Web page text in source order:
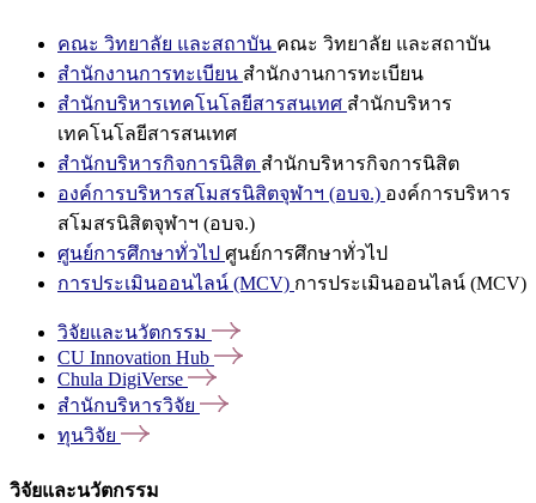
คณะ วิทยาลัย และสถาบัน คณะ วิทยาลัย และสถาบัน
สำนักงานการทะเบียน สำนักงานการทะเบียน
สำนักบริหารเทคโนโลยีสารสนเทศ สำนักบริหาร
เทคโนโลยีสารสนเทศ
สำนักบริหารกิจการนิสิต สำนักบริหารกิจการนิสิต
องค์การบริหารสโมสรนิสิตจุฬาฯ (อบจ.) องค์การบริหาร
สโมสรนิสิตจุฬาฯ (อบจ.)
ศูนย์การศึกษาทั่วไป ศูนย์การศึกษาทั่วไป
การประเมินออนไลน์ (MCV) การประเมินออนไลน์ (MCV)
วิจัยและนวัตกรรม
CU Innovation Hub
Chula DigiVerse
สำนักบริหารวิจัย
ทุนวิจัย
วิจัยและนวัตกรรม